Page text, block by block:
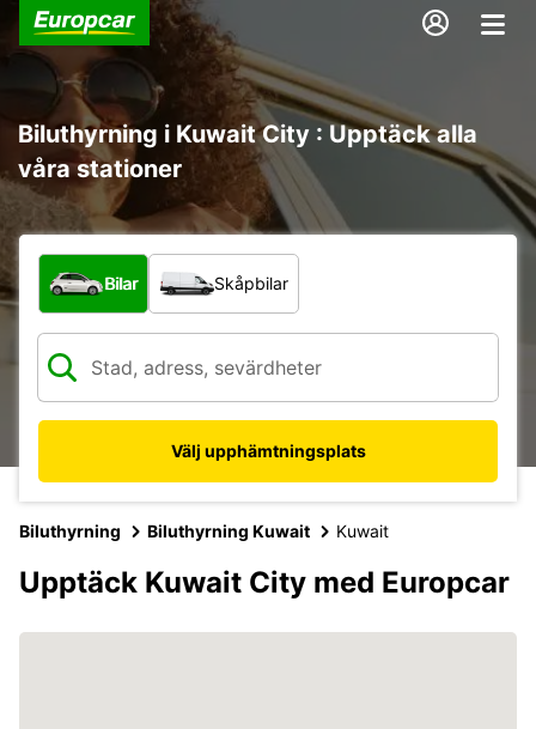
Biluthyrning i Kuwait City : Upptäck alla
våra stationer
Vilken typ av fordon?
Bilar Skåpbilar
Välj upphämtningsplats
Biluthyrning Biluthyrning Kuwait Kuwait
Upptäck Kuwait City med Europcar